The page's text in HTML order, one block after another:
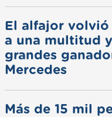
El alfajor volvió
a una multitud
grandes
Mercedes
Más de 15 mil